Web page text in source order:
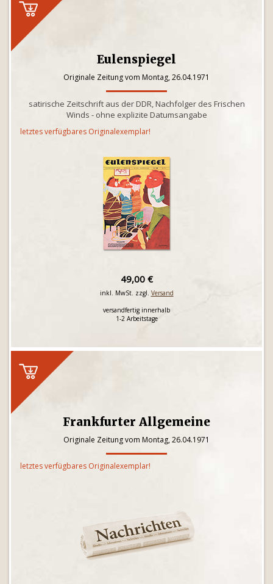
Eulenspiegel
Originale Zeitung vom Montag, 26.04.1971
satirische Zeitschrift aus der DDR, Nachfolger des Frischen
Winds - ohne explizite Datumsangabe
letztes verfügbares Originalexemplar!
49,00 €
inkl. MwSt. zzgl. Versand
versandfertig innerhalb
1-2 Arbeitstage
Frankfurter Allgemeine
Originale Zeitung vom Montag, 26.04.1971
letztes verfügbares Originalexemplar!